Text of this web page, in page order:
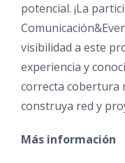
potencial. ¡La
visibilidad a este
experiencia y
correcta cobertura
construya red y
Más información